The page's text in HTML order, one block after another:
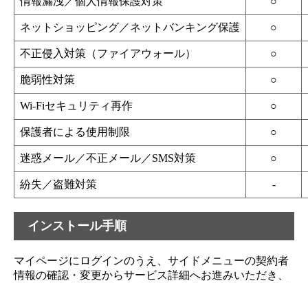
ネットショッピング／ネットバンキング保護 ○
不正侵入対策（ファイアウォール） ○
脆弱性対策 ○
Wi-Fiセキュリティ再作 ○
保護者による使用制限 ○
迷惑メール／不正メール／SMS対策 ○
紛失／盗難対策 ‐
インストール手順
マイページにログインのうえ、サイドメニューの契約者
情報の確認・変更からサービス詳細へお進みいただき、